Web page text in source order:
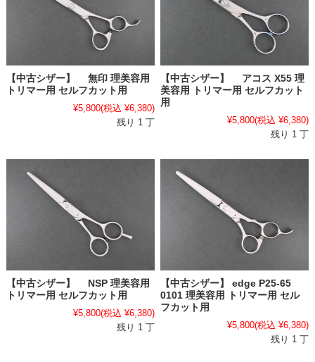
【中古シザー】 無印 理美容用
トリマー用 セルフカット用
¥5,800(税込 ¥6,380)
残り 1 丁
【中古シザー】 アコス X55 理
美容用 トリマー用 セルフカット
用
¥5,800(税込 ¥6,380)
残り 1 丁
【中古シザー】 NSP 理美容用
トリマー用 セルフカット用
¥5,800(税込 ¥6,380)
残り 1 丁
【中古シザー】 edge P25-65
0101 理美容用 トリマー用 セル
フカット用
¥5,800(税込 ¥6,380)
残り 1 丁